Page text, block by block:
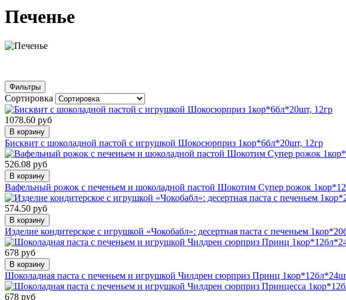
Печенье
Фильтры
Сортировка
1078.60 руб
В корзину
Бисквит с шоколадной пастой с игрушкой Шокосюрприз 1кор*6бл*20шт, 12гр
526.08 руб
В корзину
Вафельный рожок с печеньем и шоколадной пастой Шокотим Супер рожок
574.50 руб
В корзину
Изделие кондитерское с игрушкой «Чокобабл»: десертная паста с печеньем
678 руб
В корзину
Шоколадная паста с печеньем и игрушкой Чилдрен сюрприз Принц
678 руб